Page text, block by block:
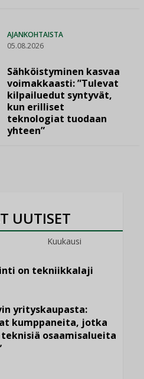
AJANKOHTAISTA
05.08.2026
Sähköistyminen kasvaa
voimakkaasti: ”Tulevat
kilpailuedut syntyvät,
kun erilliset
teknologiat tuodaan
yhteen”
UUTISET
Kuukausi
on tekniikkalaji
yrityskaupasta:
kumppaneita, jotka
osaamisalueita